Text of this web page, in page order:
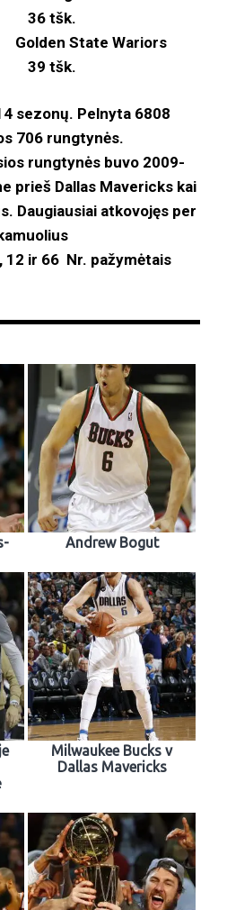
36 tšk.
Golden State Wariors
39 tšk.
sezonų. Pelnyta 6808
706 rungtynės.
rungtynės buvo 2009-
prieš Dallas Mavericks kai
Daugiausiai atkovojęs per
12 ir 66 Nr. pažymėtais
Andrew Bogut
Milwaukee Bucks v
Dallas Mavericks